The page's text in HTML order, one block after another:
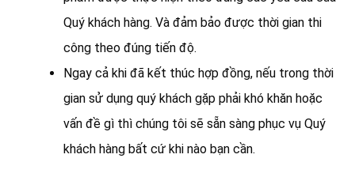
Quý khách hàng. Và đảm bảo được thời gian thi
công theo đúng tiến độ.
Ngay cả khi đã kết thúc hợp đồng, nếu trong thời
gian sử dụng quý khách gặp phải khó khăn hoặc
vấn đề gì thì chúng tôi sẽ sẵn sàng phục vụ Quý
khách hàng bất cứ khi nào bạn cần.